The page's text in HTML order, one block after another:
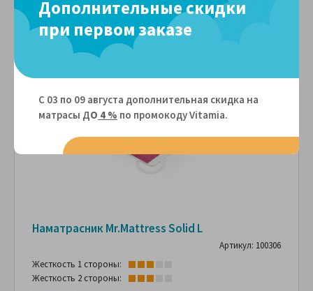
Наматрасник Mr.Mattress Solid L
Артикул: 100306
Жесткость 1 стороны:
Жесткость 2 стороны:
Дополнительные скидки
при первом заказе
С 03 по 09 августа дополнительная скидка на
матрасы ДО 4 % по промокоду Vitamiа.